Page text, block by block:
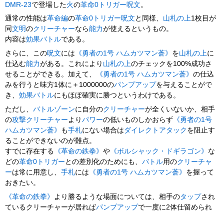
DMR-23で登場した火の革命0トリガー呪文 。
通常の性能は革命編の革命0トリガー呪文 と同様、 山札の上1枚目が
同文明のクリーチャーなら能力が使えるというもの。
内容は効果バトルである。
さらに、この呪文には 《勇者の1号 ハムカツマン蒼》 を山札の上に
仕込む能力がある。これにより 山札の上のチェックを100%成功さ
せることができる。加えて、
《勇者の1号 ハムカツマン蒼》の仕込
みを行うと味方1体に＋1000000のパンプアップを与えることがで
き、効果バトルにもほぼ確実に勝つというわけである。
ただし、バトルゾーンに自分のクリーチャーが全くいないか、相手
の攻撃クリーチャー よりパワーの低いものしかおらず 《勇者の1号
ハムカツマン蒼》
も手札にない場合は ダイレクトアタック を阻止す
ることができないのが難点。
すでに存在する 《革命の鉄拳》や 《ボルシャック・ドギラゴン》 な
どの革命0トリガー との差別化のためにも、バトル用のクリーチャ
ーは常に用意し、手札には 《勇者の1号 ハムカツマン蒼》 を握って
おきたい。
《革命の鉄拳》
より勝るような場面については、相手のタップされ
ているクリーチャーが居ればパンプアップで一度に2体仕留められ